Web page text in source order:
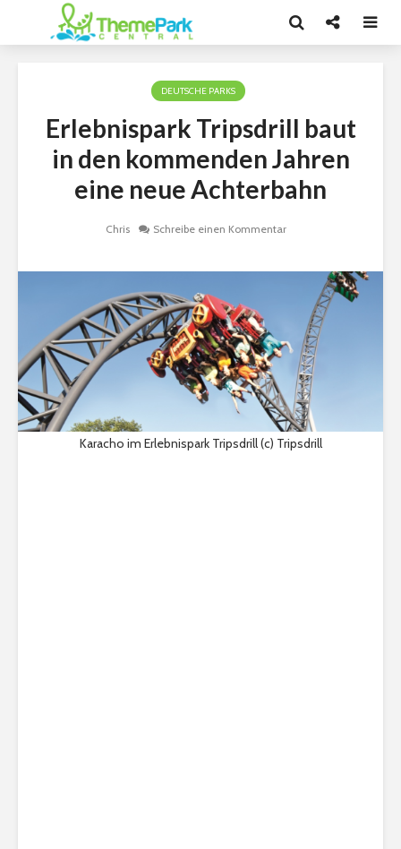
DEUTSCHE PARKS
Erlebnispark Tripsdrill baut
in den kommenden Jahren
eine neue Achterbahn
Chris Schreibe einen Kommentar
Karacho im Erlebnispark Tripsdrill (c) Tripsdrill